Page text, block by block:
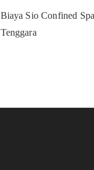
Biaya Sio Confined
Tenggara